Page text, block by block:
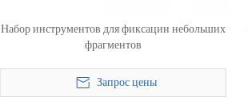
Набор инструментов для фиксации небольших
фрагментов
Запрос цены